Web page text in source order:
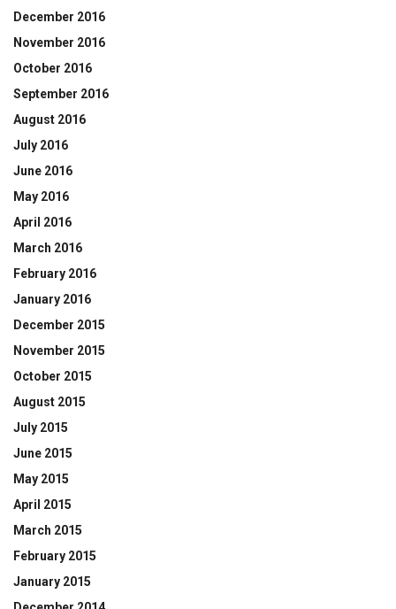
December 2016
November 2016
October 2016
September 2016
August 2016
July 2016
June 2016
May 2016
April 2016
March 2016
February 2016
January 2016
December 2015
November 2015
October 2015
August 2015
July 2015
June 2015
May 2015
April 2015
March 2015
February 2015
January 2015